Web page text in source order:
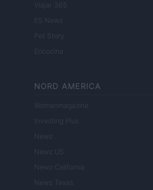
Viajar 365
ES Newz
Pet Story
Encocina
NORD AMERICA
Womanmagazine
Investing Plus
Newz
Newz US
Newz California
Newz Texas